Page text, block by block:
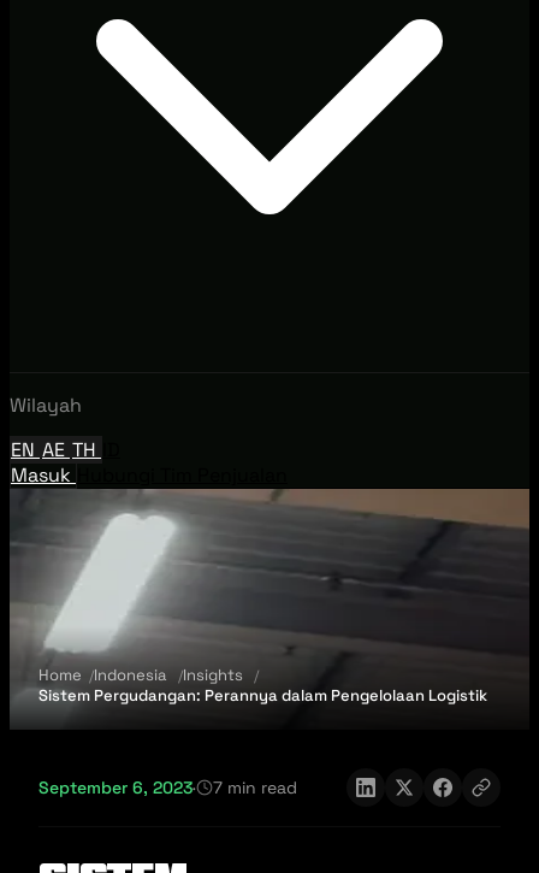
Wilayah
EN AE TH
Masuk
Home Indonesia
Insights
Sistem Pergudangan: Perannya dalam Pengelolaan Logistik
September 6, 2023· 7 min read